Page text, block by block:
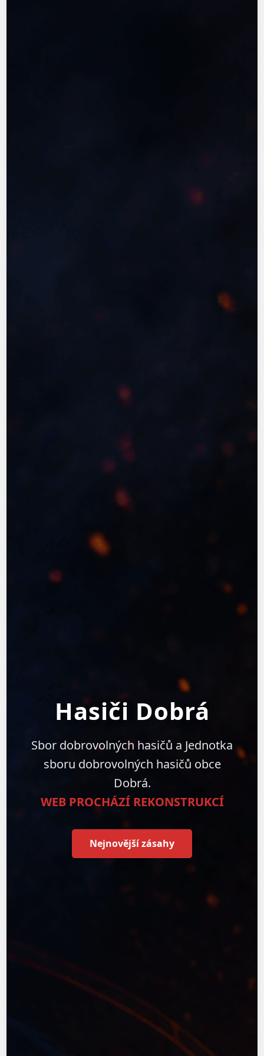
Hasiči Dobrá
Sbor dobrovolných hasičů a Jednotka
sboru dobrovolných hasičů obce
Dobrá.
WEB PROCHÁZÍ REKONSTRUKCÍ
Nejnovější zásahy